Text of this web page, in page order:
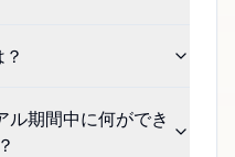
期間中に何ができ